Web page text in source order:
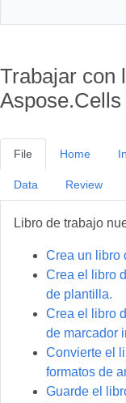
Trabajar con
Aspose.Cells
File
Libro de trabajo
Crea un libro
Crea el libro
de plantilla.
Crea el libro
de marcador
Convierte el
formatos de
Guarde el
Home
Data Review